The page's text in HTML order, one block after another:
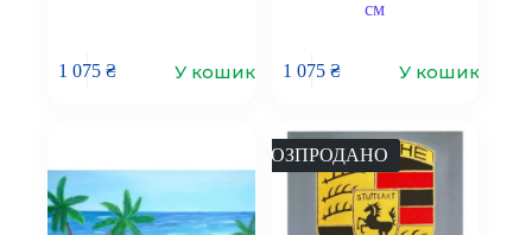
1 075₴ У кошик
см
1 075 ₴ У кошик
РОЗПРОДАНО